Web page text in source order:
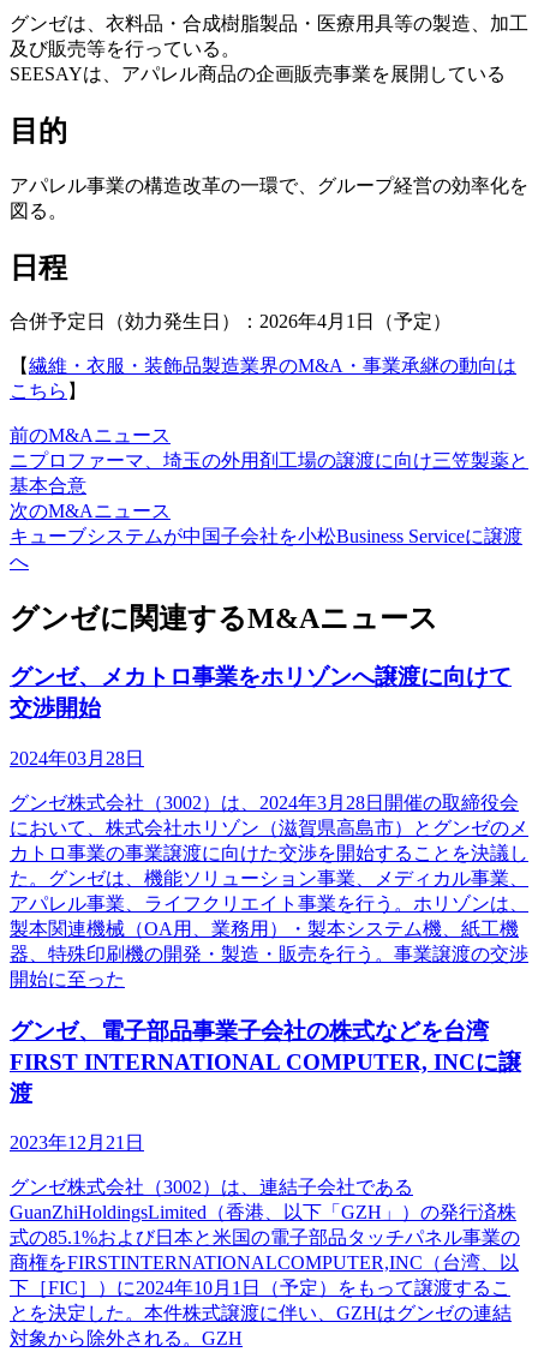
グンゼは、衣料品・合成樹脂製品・医療用具等の製造、加工
及び販売等を行っている。
SEESAYは、アパレル商品の企画販売事業を展開している
目的
アパレル事業の構造改革の一環で、グループ経営の効率化を
図る。
日程
合併予定日（効力発生日）：2026年4月1日（予定）
【繊維・衣服・装飾品製造業界のM&A・事業承継の動向は
こちら 】
前のM&Aニュース
ニプロファーマ、埼玉の外用剤工場の譲渡に向け三笠製薬と
基本合意
次のM&Aニュース
キューブシステムが中国子会社を小松Business Serviceに譲渡
へ
グンゼに関連するM&Aニュース
グンゼ、メカトロ事業をホリゾンへ譲渡に向けて
交渉開始
2024年03月28日
グンゼ株式会社（3002）は、2024年3月28日開催の取締役会
において、株式会社ホリゾン（滋賀県高島市）とグンゼのメ
カトロ事業の事業譲渡に向けた交渉を開始することを決議し
た。グンゼは、機能ソリューション事業、メディカル事業、
アパレル事業、ライフクリエイト事業を行う。ホリゾンは、
製本関連機械（OA用、業務用）・製本システム機、紙工機
器、特殊印刷機の開発・製造・販売を行う。事業譲渡の交渉
開始に至った
グンゼ、電子部品事業子会社の株式などを台湾
FIRST INTERNATIONAL COMPUTER, INCに譲
渡
2023年12月21日
グンゼ株式会社（3002）は、連結子会社である
GuanZhiHoldingsLimited（香港、以下「GZH」）の発行済株
式の85.1%および日本と米国の電子部品タッチパネル事業の
商権をFIRSTINTERNATIONALCOMPUTER,INC（台湾、以
下［FIC］）に2024年10月1日（予定）をもって譲渡するこ
とを決定した。本件株式譲渡に伴い、GZHはグンゼの連結
対象から除外される。GZH